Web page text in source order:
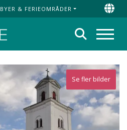
BYER & FERIEOMRÅDER
Søg
Se fler bilder